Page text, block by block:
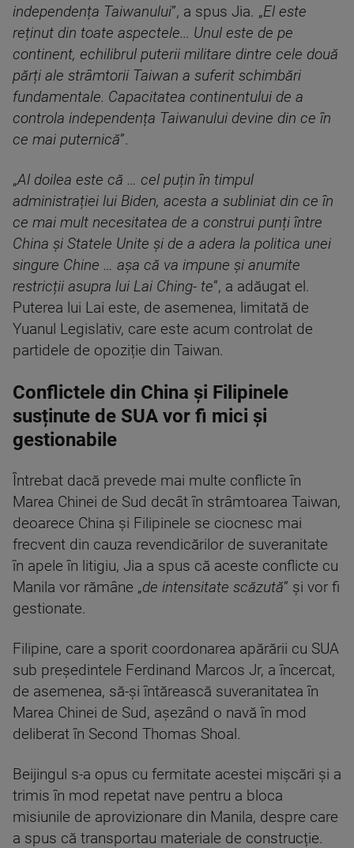
independența Taiwanului”, a spus Jia. „El este
reținut din toate aspectele... Unul este de pe
continent, echilibrul puterii militare dintre cele două
părți ale strâmtorii Taiwan a suferit schimbări
fundamentale. Capacitatea continentului de a
controla independența Taiwanului devine din ce în
ce mai puternică”.
„Al doilea este că … cel puțin în timpul
administrației lui Biden, acesta a subliniat din ce în
ce mai mult necesitatea de a construi punți între
China și Statele Unite și de a adera la politica unei
singure Chine … așa că va impune și anumite
restricții asupra lui Lai Ching- te”, a adăugat el.
Puterea lui Lai este, de asemenea, limitată de
Yuanul Legislativ, care este acum controlat de
partidele de opoziție din Taiwan.
Conflictele din China și Filipinele
susținute de SUA vor fi mici și
gestionabile
Întrebat dacă prevede mai multe conflicte în
Marea Chinei de Sud decât în strâmtoarea Taiwan,
deoarece China și Filipinele se ciocnesc mai
frecvent din cauza revendicărilor de suveranitate
în apele în litigiu, Jia a spus că aceste conflicte cu
Manila vor rămâne „de intensitate scăzută” și vor fi
gestionate.
Filipine, care a sporit coordonarea apărării cu SUA
sub președintele Ferdinand Marcos Jr, a încercat,
de asemenea, să-și întărească suveranitatea în
Marea Chinei de Sud, așezând o navă în mod
deliberat în Second Thomas Shoal.
Beijingul s-a opus cu fermitate acestei mișcări și a
trimis în mod repetat nave pentru a bloca
misiunile de aprovizionare din Manila, despre care
a spus că transportau materiale de construcție.